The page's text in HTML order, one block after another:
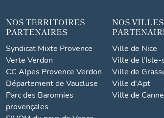
NOS TERRITOIRES
PARTENAIRES
Syndicat Mixte Provence
Verte Verdon
CC Alpes Provence Verdon
Département de Vaucluse
Parc des Baronnies
provençales
NOS VILLES
Ville de Nice
Ville de l'Isle-
Ville de
Ville d'Apt
Ville de